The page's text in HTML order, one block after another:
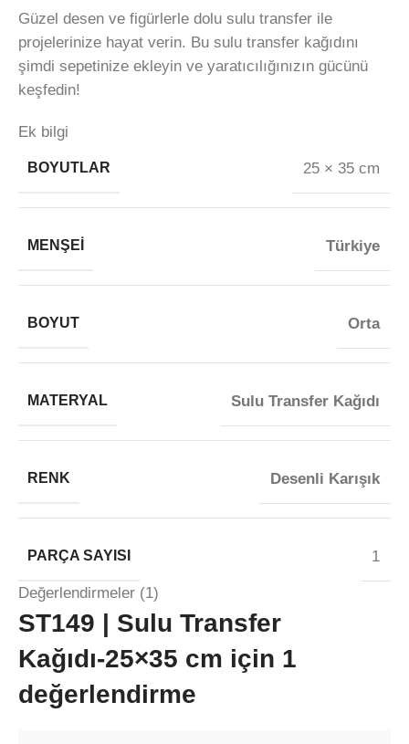
Güzel desen ve figürlerle dolu sulu transfer ile
projelerinize hayat verin. Bu sulu transfer kağıdını
şimdi sepetinize ekleyin ve yaratıcılığınızın gücünü
keşfedin!
Ek bilgi
BOYUTLAR 25 × 35 cm
MENŞEI Türkiye
BOYUT Orta
MATERYAL Sulu Transfer Kağıdı
RENK Desenli Karışık
PARÇA SAYISI 1
Değerlendirmeler (1)
ST149 | Sulu Transfer
Kağıdı-25×35 cm için 1
değerlendirme